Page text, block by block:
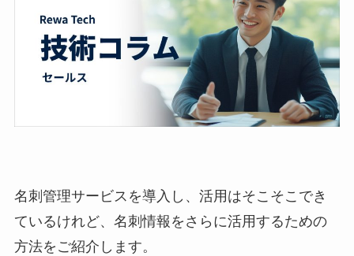
名刺管理サービスを導入し、活用はそこそこでき
ているけれど、名刺情報をさらに活用するための
方法をご紹介します。